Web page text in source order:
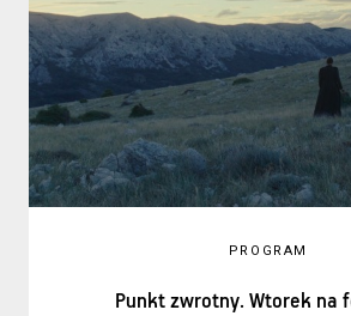
PROGRAM
Punkt zwrotny. Wtorek na